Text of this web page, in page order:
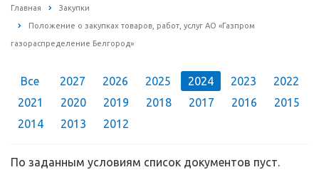
Главная Закупки
Положение о закупках товаров, работ, услуг АО «Газпром
газораспределение Белгород»
Все 2027 2026 2025 2024 2023
2022
2021
2020 2019 2018 2017 2016
2015
2014
2013 2012
По заданным условиям список документов пуст.